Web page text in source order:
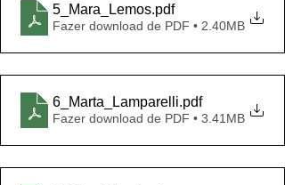
5_Mara_Lemos.pdf
Fazer download de PDF • 2.40MB
6_Marta_Lamparelli.pdf
Fazer download de PDF • 3.41MB